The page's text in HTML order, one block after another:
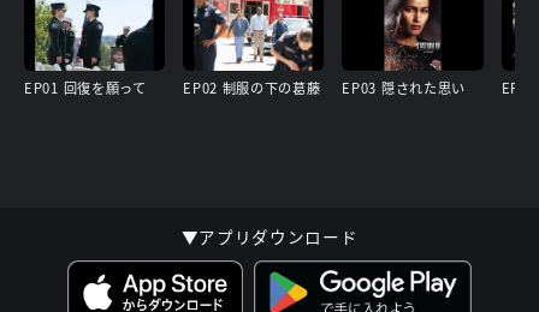
EP01 回復を願って EP02 制服の下の葛藤 EP03 隠された思い
▼アプリダウンロード